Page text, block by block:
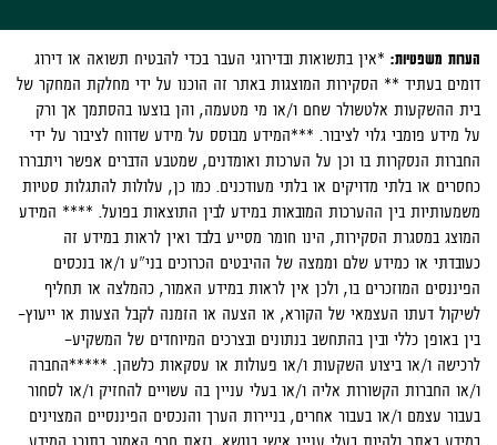
הערות משפטיות: *אין בתשואות ובדירוגי העבר בכדי להבטיח תשואה או דירוג
דומים בעתיד ** הסקירות המוצגות באתר זה הוכנו על ידי מחלקת המחקר של
בית ההשקעות אלטשולר שחם ו/או מי מטעמה, והן בוצעו בהסתמך אך ורק
על מידע פומבי גלוי לציבור. ***המידע מבוסס על מידע שדווח לציבור על ידי
החברות הנסקרות בו וכן על הערכות ואומדנים, שמטבע הדברים אפשר ויתבררו
כחסרים או בלתי מדויקים או בלתי מעודכנים. כמו כן, עלולות להתגלות סטיות
משמעותיות בין ההערכות המובאות במידע לבין התוצאות בפועל. **** המידע
המוצג במסגרת הסקירות, הינו חומר מסייע בלבד ואין לראות במידע זה
כעובדתי או כמידע שלם וממצה של ההיבטים הכרוכים בני"ע ו/או בנכסים
הפיננסים המוזכרים בו, ולכן אין לראות במידע האמור, כהמלצה או תחליף
לשיקול דעתו העצמאי של הקורא, או הצעה או הזמנה לקבל הצעות או ייעוץ-
בין באופן כללי ובין בהתחשב בנתונים ובצרכים המיוחדים של המשקיע-
לרכישה ו/או ביצוע השקעות ו/או פעולות או עסקאות כלשהן. *****החברה
ו/או החברות הקשורות אליה ו/או בעלי עניין בה עשויים להחזיק ו/או לסחור
בעבור עצמם ו/או בעבור אחרים, בניירות הערך והנכסים הפיננסיים המצוינים